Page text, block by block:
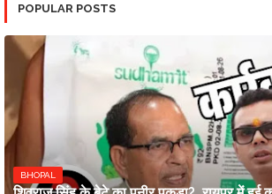
POPULAR POSTS
BHOPAL